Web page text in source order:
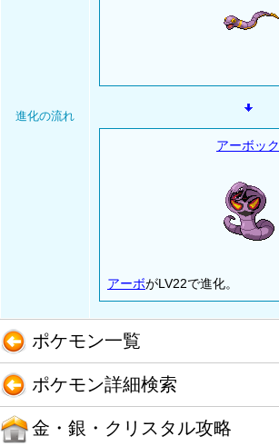
進化の流れ
アーボック
アーボがLV22で進化。
ポケモン一覧
ポケモン詳細検索
金・銀・クリスタル攻略